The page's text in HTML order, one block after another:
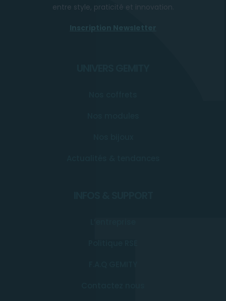
entre style, praticité et innovation.
Inscription Newsletter